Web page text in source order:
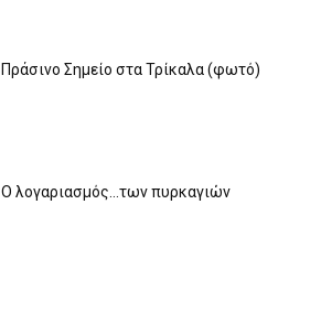
Πράσινο Σημείο στα Τρίκαλα (φωτό)
O λογαριασμός…των πυρκαγιών